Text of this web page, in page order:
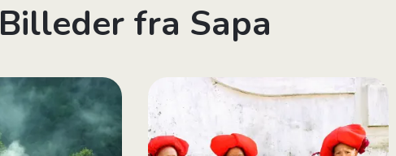
Billeder fra Sapa